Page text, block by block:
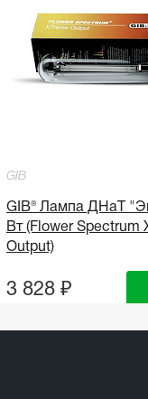
GIB
GIB® Лампа ДНаТ
Вт (Flower Spectrum
Output)
3 828 ₽